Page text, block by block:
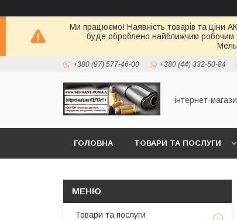
Ми працюємо! Наявність товарів та ціни
буде оброблено найближчим робочим
+380 (97) 577-46-00 +380 (44) 332-50-84
інтернет-
ГОЛОВНА ТОВАРИ ТА ПОСЛУГИ
Товари та послуги